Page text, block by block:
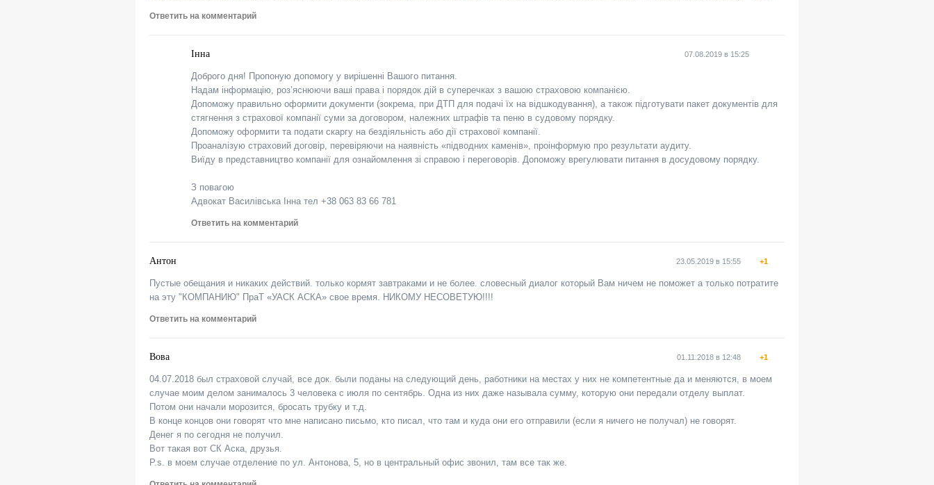
Ответить на комментарий
Інна 07.08.2019 в 15:25
Доброго дня! Пропоную допомогу у вирішенні Вашого питання.
Надам інформацію, роз’яснюючи ваші права і порядок дій в суперечках з вашою страховою компанією.
Допоможу правильно оформити документи (зокрема, при ДТП для подачі їх на відшкодування), а також підготувати пакет документів для
стягнення з страхової компанії суми за договором, належних штрафів та пеню в судовому порядку.
Допоможу оформити та подати скаргу на бездіяльність або дії страхової компанії.
Проаналізую страховий договір, перевіряючи на наявність «підводних каменів», проінформую про результати аудиту.
Виїду в представництво компанії для ознайомлення зі справою і переговорів. Допоможу врегулювати питання в досудовому порядку.
З повагою
Адвокат Василівська Інна тел +38 063 83 66 781
Ответить на комментарий
Антон +1
23.05.2019 в 15:55
Пустые обещания и никаких действий. только кормят завтраками и не более. словесный диалог который Вам ничем не поможет а только потратите
на эту "КОМПАНИЮ" ПраТ «УАСК АСКА» свое время. НИКОМУ НЕСОВЕТУЮ!!!!
Ответить на комментарий
Вова +1
01.11.2018 в 12:48
04.07.2018 был страховой случай, все док. были поданы на следующий день, работники на местах у них не компетентные да и меняются, в моем
случае моим делом занималось 3 человека с июля по сентябрь. Одна из них даже называла сумму, которую они передали отделу выплат.
Потом они начали морозится, бросать трубку и т.д.
В конце концов они говорят что мне написано письмо, кто писал, что там и куда они его отправили (если я ничего не получал) не говорят.
Денег я по сегодня не получил.
Вот такая вот СК Аска, друзья.
P.s. в моем случае отделение по ул. Антонова, 5, но в центральный офис звонил, там все так же.